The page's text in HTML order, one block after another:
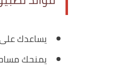
يساعدك
يمنحك